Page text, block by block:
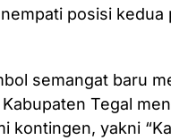
posisi kedua
semangat baru
Kabupaten Tegal
kontingen, yakni